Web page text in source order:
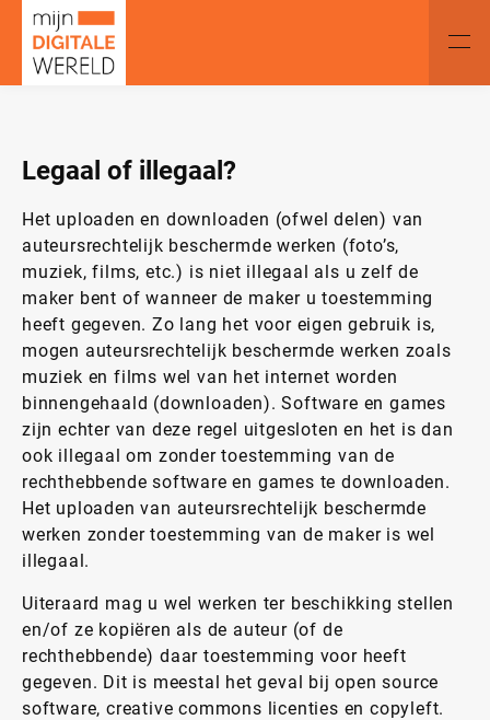
Legaal of illegaal?
Het uploaden en downloaden (ofwel delen) van
auteursrechtelijk beschermde werken (foto’s,
muziek, films, etc.) is niet illegaal als u zelf de
maker bent of wanneer de maker u toestemming
heeft gegeven. Zo lang het voor eigen gebruik is,
mogen auteursrechtelijk beschermde werken zoals
muziek en films wel van het internet worden
binnengehaald (downloaden). Software en games
zijn echter van deze regel uitgesloten en het is dan
ook illegaal om zonder toestemming van de
rechthebbende software en games te downloaden.
Het uploaden van auteursrechtelijk beschermde
werken zonder toestemming van de maker is wel
illegaal.
Uiteraard mag u wel werken ter beschikking stellen
en/of ze kopiëren als de auteur (of de
rechthebbende) daar toestemming voor heeft
gegeven. Dit is meestal het geval bij open source
software, creative commons licenties en copyleft.